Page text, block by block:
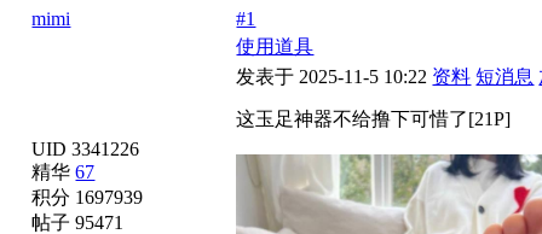
mimi
UID 3341226
精华67
积分 1697939
帖子 95471
#1
使用道具
发表于 2025-11-5 10:22 资料 短消息
这玉足神器不给撸下可惜了[21P]